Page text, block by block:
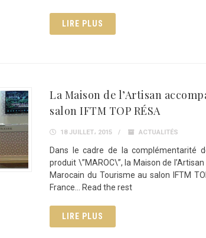
LIRE PLUS
La Maison de l’Artisan
salon IFTM TOP RÉSA
18 JUILLET، 2015 ACTUALITÉS
Dans le cadre de la complémentarité
produit \”MAROC\”, la Maison de
Marocain du Tourisme au salon IFTM
France… Read the rest
LIRE PLUS